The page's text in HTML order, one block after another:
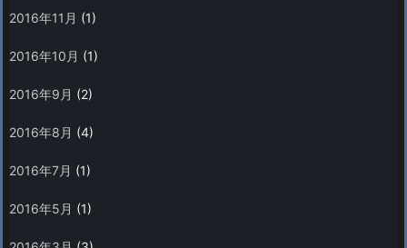
2016年11月 (1)
2016年10月 (1)
2016年9月 (2)
2016年8月 (4)
2016年7月 (1)
2016年5月 (1)